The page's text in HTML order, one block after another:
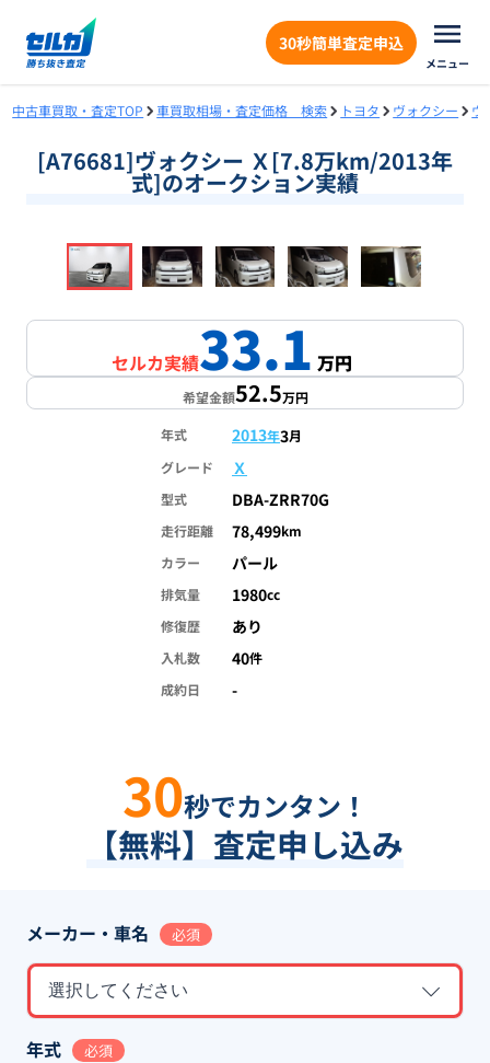
30秒簡単査定申込
メニュー
中古車買取・査定TOP 車買取相場・査定価格 検索 トヨタ ヴォクシー ヴ
[A76681]ヴォクシー Ｘ[7.8万km/2013年
式]のオークション実績
1/18
セルカ実績33.1万円
希望金額52.5万円
年式 2013年3月
グレード
Ｘ
型式 DBA-ZRR70G
走行距離 78,499km
カラー
パール
排気量 1980cc
修復歴
あり
入札数 40件
成約日
-
30秒でカンタン！
【無料】査定申し込み
メーカー・車名 必須
選択してください
年式 必須